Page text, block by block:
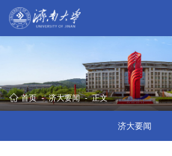
首页 - 济大要闻 - 正文
济大要闻